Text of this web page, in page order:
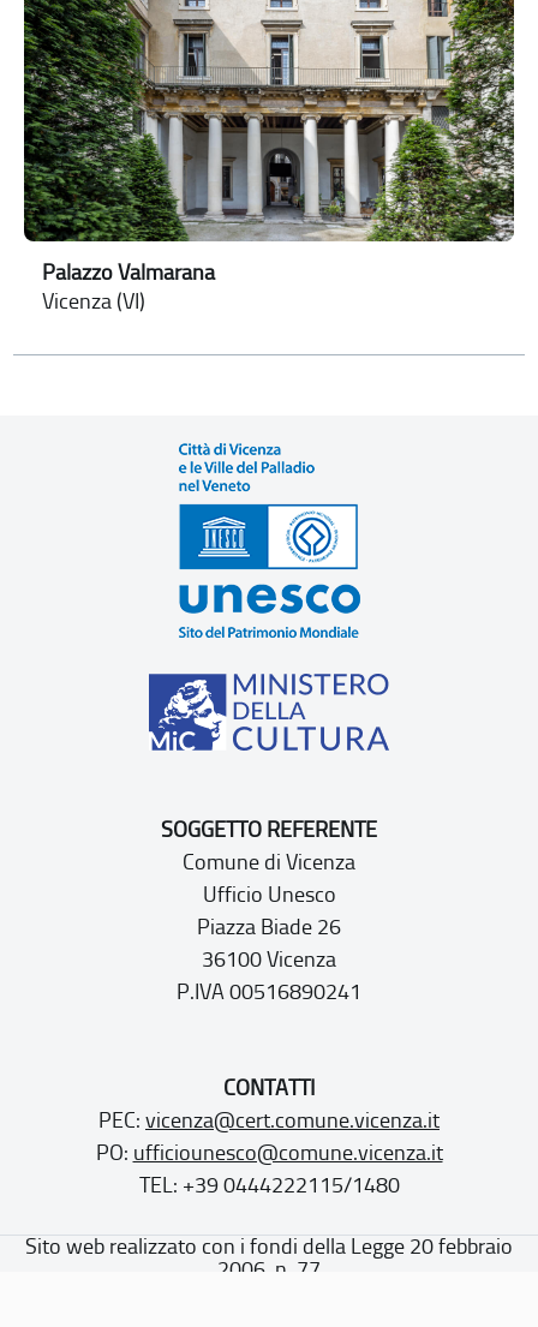
Palazzo Valmarana
Vicenza (VI)
SOGGETTO REFERENTE
Comune di Vicenza
Ufficio Unesco
Piazza Biade 26
36100 Vicenza
P.IVA 00516890241
CONTATTI
PEC: vicenza@cert.comune.vicenza.it
PO: ufficiounesco@comune.vicenza.it
TEL: +39 0444222115/1480
Sito web realizzato con i fondi della Legge 20 febbraio
2006, n. 77